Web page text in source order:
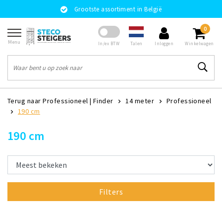
Grootste assortiment in België
Menu In/ex BTW Talen Inloggen
0
Winkelwagen
Terug naar Professioneel | Finder 14 meter
Professioneel
190 cm
190 cm
Filters